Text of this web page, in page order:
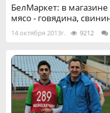
БелМаркет: в магазине
мясо - говядина,
14 октября 2013г. 9212